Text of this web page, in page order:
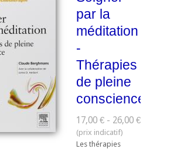
par la
méditation
-
Thérapies
de pleine
conscience
17,00 € - 26,00 €
Les thérapies